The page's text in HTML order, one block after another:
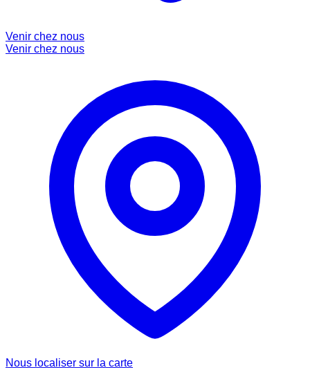
Venir chez nous
Venir chez nous
Nous localiser sur la carte